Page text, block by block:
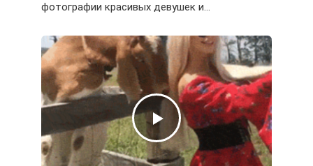
фотографии красивых девушек и…